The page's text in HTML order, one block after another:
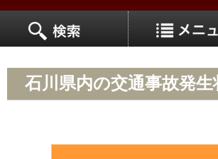
石川県内の交通事故発生